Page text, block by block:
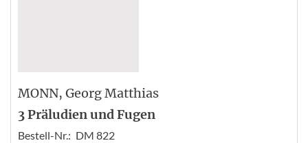
MONN, Georg Matthias
3 Präludien und Fugen
Bestell-Nr.: DM 822